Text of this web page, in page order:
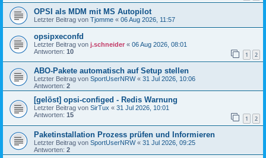
OPSI als MDM mit MS Autopilot
Letzter Beitrag von Tjomme « 06 Aug 2026, 11:57
opsipxeconfd
Letzter Beitrag von j.schneider « 06 Aug 2026, 08:01
Antworten: 10 1 2
ABO-Pakete automatisch auf Setup stellen
Letzter Beitrag von SportUserNRW« 31 Jul 2026, 10:06
Antworten: 2
[gelöst] opsi-configed - Redis Warnung
Letzter Beitrag von SirTux « 31 Jul 2026, 10:01
Antworten: 15 1 2
Paketinstallation Prozess prüfen und Informieren
Letzter Beitrag von SportUserNRW« 31 Jul 2026, 09:25
Antworten: 2